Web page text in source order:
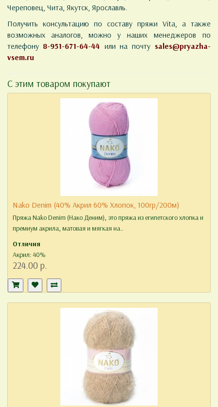
Череповец, Чита, Якутск, Ярославль.
Получить консультацию по составу пряжи Vita, а также
возможных аналогов, можно у наших менеджеров по
телефону 8-951-671-64-44 или на почту sales@pryazha-
vsem.ru
С этим товаром покупают
Nako Denim (40% Акрил 60% Хлопок, 100гр/200м)
Пряжа Nako Denim (Нако Деним), это пряжа из египетского хлопка и
премиум акрила, матовая и мягкая на..
Отличия
Акрил: 40%
224.00 р.